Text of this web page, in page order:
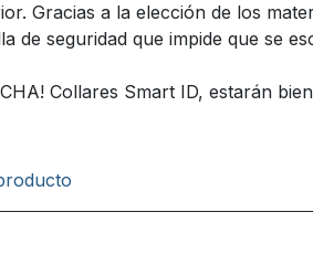
Gracias a la elección de los
de seguridad que impide que se
Collares Smart ID, estarán